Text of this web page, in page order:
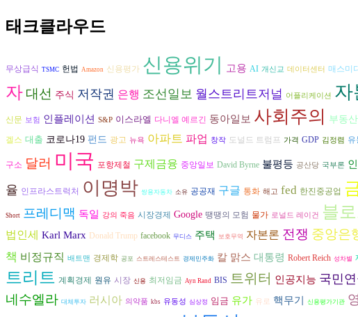
태크클라우드
무상급식 TSMC 헌법 Amazon 신용평가 신용위기 고용 AI 개신교 데이터센터 매스미
자 대선 주식 저작권 은행 조선일보 월스트리트저널 어플리케이션 자
신문 보험 인플레이션 S&P 이스라엘 다니엘 예르긴 동아일보 사회주의 부동
겔스 대출 코로나19 펀드 광고 뉴욕 아파트 파업 창작 도널드 트럼프 가격 GDP 김정렴 유
구소 달러 미국 포항제철 구제금융 중앙일보 David Byrne 불평등 공산당 국부론
율 인프라스트럭처 이명박 쌍용자동차 소유 공공재 구글 통화 해고 fed 한진중공업
Short 프레디맥 독일 강의 죽음 시장경제 Google 땡땡의 모험 물가 로널드 레이건 블
법인세 Karl Marx Donald Trump facebook 무디스 주택 보호무역 자본론 전쟁 중앙은
책 비정규직 배트맨 경제학 공포 스트레스테스트 경제민주화 칼 맑스 대통령 Robert Reich 성차별
트리트 계획경제 원유 시장 신용 최저임금 Ayn Rand BIS 트위터 인공지능 국민
네수엘라 대체투자 러시아 의약품 kbs 유동성 심상정 임금 유가 유로 핵무기 신용평가기관